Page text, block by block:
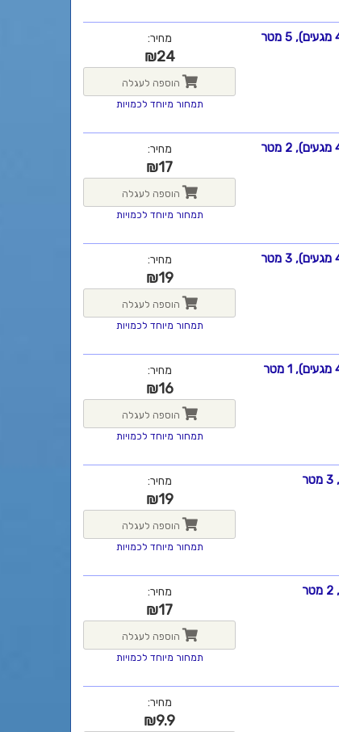
מחיר:
₪24
הוספה לעגלה
תמחור מיוחד לכמויות
מחיר:
₪17
הוספה לעגלה
תמחור מיוחד לכמויות
מחיר:
₪19
הוספה לעגלה
תמחור מיוחד לכמויות
מחיר:
₪16
הוספה לעגלה
תמחור מיוחד לכמויות
מחיר:
₪19
הוספה לעגלה
תמחור מיוחד לכמויות
מחיר:
₪17
הוספה לעגלה
תמחור מיוחד לכמויות
מחיר:
₪9.9